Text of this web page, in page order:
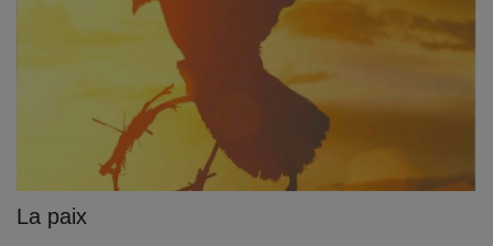
Livres et manuels scolaires
La paix